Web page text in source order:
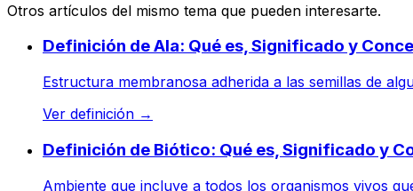
Otros artículos del mismo tema que pueden interesarte.
Definición de Ala: Qué es, Significado y
Estructura membranosa adherida a las semillas de
Ver definición →
Definición de Biótico: Qué es, Significado y
Ambiente que incluye a todos los organismos vivos